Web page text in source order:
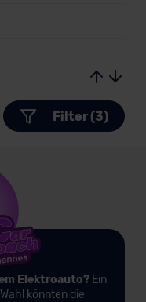
Filter (3)
Elektroauto?Ein
könnten die